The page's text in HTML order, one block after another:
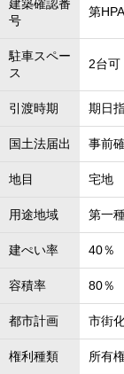
建築確認番
号
第
駐車スペー
ス
2台可
引渡時期 期日
国土法届出 事前
地目 宅地
用途地域 第一
建ぺい率 40％
容積率 80％
都市計画 市街
権利種類 所有